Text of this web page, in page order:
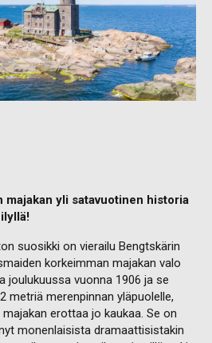
majakan yli satavuotinen historia
suosikki on vierailu Bengtskärin
korkeimman majakan valo
joulukuussa vuonna 1906 ja se
metriä merenpinnan yläpuolelle,
erottaa jo kaukaa. Se on
monenlaisista dramaattisistakin